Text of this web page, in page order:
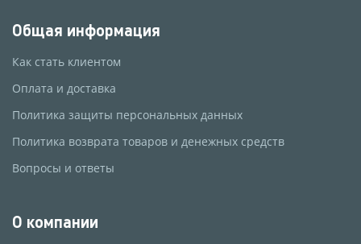
Общая информация
Как стать клиентом
Оплата и доставка
Политика защиты персональных данных
Политика возврата товаров и денежных средств
Вопросы и ответы
О компании